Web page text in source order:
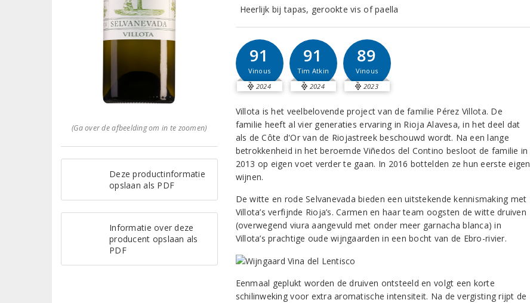
(Ga over de afbeelding om in te zoomen)
Deze productinformatie
opslaan als PDF
Informatie over deze
producent opslaan als
PDF
Heerlijk bij tapas, gerookte vis of paella
91
Vinous
2024
91
Tim Atkin
2024
89
Vinous
2023
Villota is het veelbelovende project van de familie Pérez Villota. De
familie heeft al vier generaties ervaring in Rioja Alavesa, in het deel dat
als de Côte d'Or van de Riojastreek beschouwd wordt. Na een lange
betrokkenheid in het beroemde Viñedos del Contino besloot de familie in
2013 op eigen voet verder te gaan. In 2016 bottelden ze hun eerste eigen
wijnen.
De witte en rode Selvanevada bieden een uitstekende kennismaking met
Villota’s verfijnde Rioja’s. Carmen en haar team oogsten de witte druiven
(overwegend viura aangevuld met onder meer garnacha blanca) in
Villota’s prachtige oude wijngaarden in een bocht van de Ebro-rivier.
Eenmaal geplukt worden de druiven ontsteeld en volgt een korte
schilinweking voor extra aromatische intensiteit. Na de vergisting rijpt de